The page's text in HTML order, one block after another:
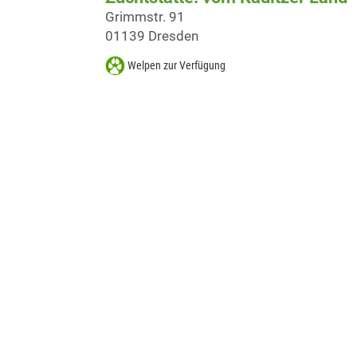
Grimmstr. 91
01139 Dresden
Welpen zur Verfügung